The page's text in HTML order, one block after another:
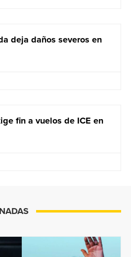
deja daños severos en
fin a vuelos de ICE en